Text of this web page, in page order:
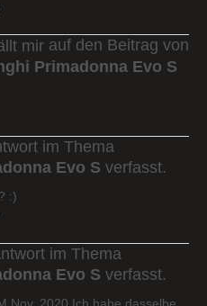
auf den Beitrag von
Primadonna Evo S
im Thema
Evo S verfasst.
:)
im Thema
Evo S verfasst.
Nov. 2020 Ich habe dasselbe